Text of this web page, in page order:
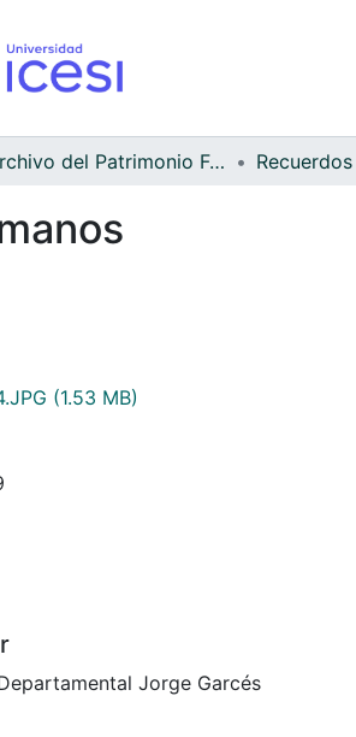
Archivo del Patrimonio Fotográfico y Fílmico del Valle del Cauca
(1.53 MB)
Jorge Garcés